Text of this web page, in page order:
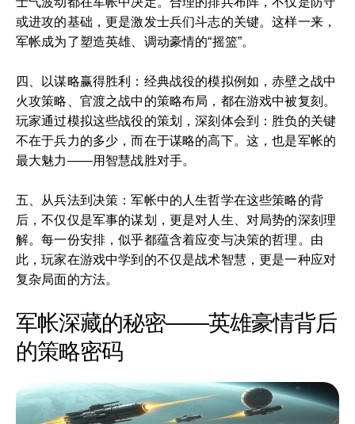
或进攻的基础，更是激发士兵们斗志的关键。这样一来，
军帐成为了塑造英雄、调动豪情的“摇篮”。
四、以谋略赢得胜利：经典战役的模拟例如，赤壁之战中
火攻策略、官渡之战中的策略布局，都在游戏中被复刻。
玩家通过模拟这些战役的策划，深刻体会到：胜负的关键
不在于兵力的多少，而在于谋略的高下。这，也是军帐的
最大魅力——用智慧战胜对手。
五、从兵法到决策：军帐中的人生哲学在这些策略的背
后，不仅仅是军事的谋划，更是对人生、对局势的深刻理
解。每一份安排，似乎都蕴含着应变与决策的哲理。由
此，玩家在游戏中学到的不仅是战术智慧，更是一种应对
复杂局面的方法。
军帐深藏的秘密——英雄豪情背后
的策略密码